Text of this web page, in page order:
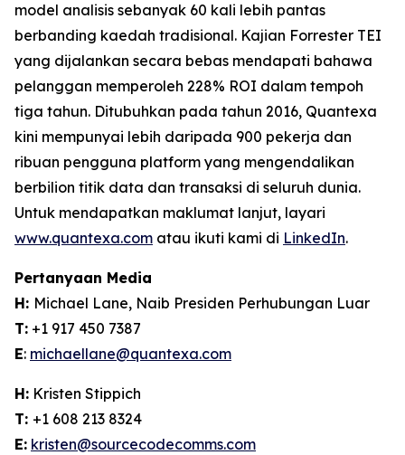
model analisis sebanyak 60 kali lebih pantas
berbanding kaedah tradisional. Kajian Forrester TEI
yang dijalankan secara bebas mendapati bahawa
pelanggan memperoleh 228% ROI dalam tempoh
tiga tahun. Ditubuhkan pada tahun 2016, Quantexa
kini mempunyai lebih daripada 900 pekerja dan
ribuan pengguna platform yang mengendalikan
berbilion titik data dan transaksi di seluruh dunia.
Untuk mendapatkan maklumat lanjut, layari
www.quantexa.com atau ikuti kami di LinkedIn.
Pertanyaan Media
H: Michael Lane, Naib Presiden Perhubungan Luar
T: +1 917 450 7387
E: michaellane@quantexa.com
H: Kristen Stippich
T: +1 608 213 8324
E: kristen@sourcecodecomms.com